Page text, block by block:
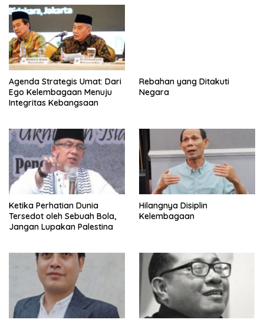
Agenda Strategis Umat: Dari
Ego Kelembagaan Menuju
Rebahan yang Ditakuti
Negara
Ketika Perhatian Dunia
Tersedot oleh Sebuah Bola,
Jangan Lupakan Palestina
Hilangnya Disiplin
Kelembagaan